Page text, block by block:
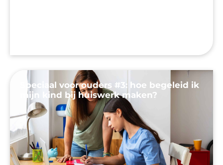
Speciaal voor ouders #3: hoe begeleid ik
mijn kind bij huiswerk maken?